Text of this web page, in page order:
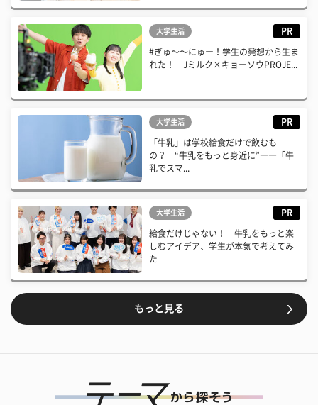
大学生活 PR
#ぎゅ〜〜にゅー！学生の発想から生ま
れた！ Jミルク×キョーソウPROJE...
大学生活 PR
「牛乳」は学校給食だけで飲むも
の？ “牛乳をもっと身近に”――「牛
乳でスマ...
大学生活 PR
給食だけじゃない！ 牛乳をもっと楽
しむアイデア、学生が本気で考えてみ
た
もっと見る